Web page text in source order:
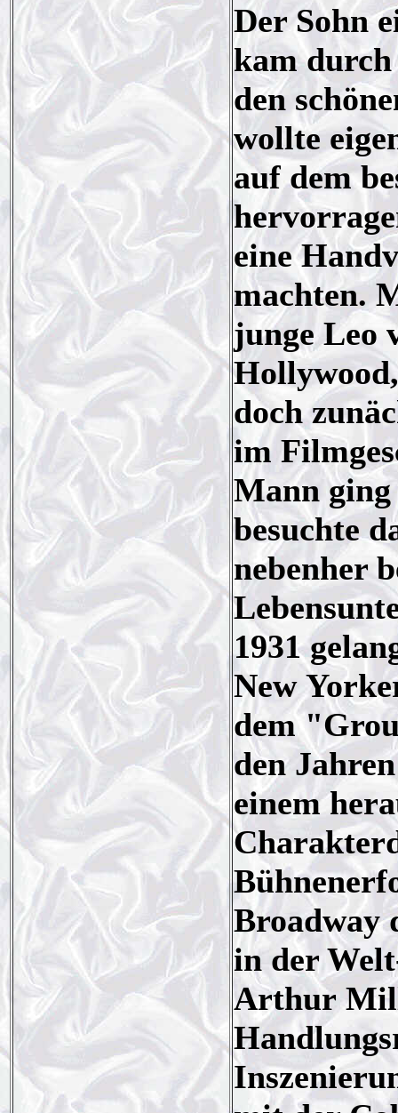
Der Sohn
kam
den
wollte
auf dem
eine
machten.
junge Leo
doch
im
Mann
besuchte
nebenher
1931
New
dem
den
einem
Broadway
in der
Arthur